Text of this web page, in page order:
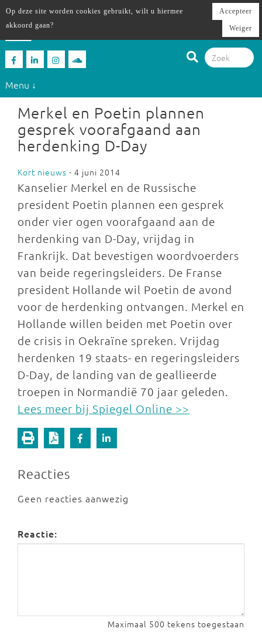
Menu ↓
Merkel en Poetin plannen
gesprek voorafgaand aan
herdenking D-Day
Kort nieuws - 4 juni 2014
Kanselier Merkel en de Russische
president Poetin plannen een gesprek
onder vier ogen voorafgaand aan de
herdenking van D-Day, vrijdag in
Frankrijk. Dat bevestigen woordvoerders
van beide regeringsleiders. De Franse
president Hollande wil Poetin de avond
voor de herdenking ontvangen. Merkel en
Hollande willen beiden met Poetin over
de crisis in Oekraïne spreken. Vrijdag
herdenken 19 staats- en regeringsleiders
D-Day, de landing van de geallieerde
troepen in Normandië 70 jaar geleden.
Lees meer bij Spiegel Online >>
Reacties
Geen reacties aanwezig
Reactie:
Maximaal 500 tekens toegestaan
Op deze site worden cookies gebruikt, wilt u hiermee
akkoord gaan?
Accepteer
Weiger